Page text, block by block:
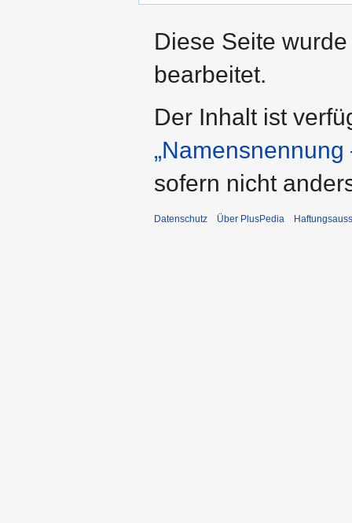
Diese Seite
bearbeitet.
Der Inhalt ist
sofern nicht
Datenschutz Über PlusPedia